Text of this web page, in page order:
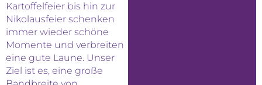
Kartoffelfeier bis hin zur
Nikolausfeier schenken
immer wieder schöne
Momente und verbreiten
eine gute Laune. Unser
Ziel ist es, eine große